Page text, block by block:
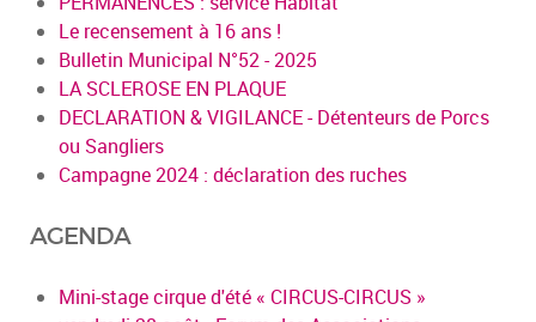
Le recensement à 16 ans !
Bulletin Municipal N°52 - 2025
LA SCLEROSE EN PLAQUE
DECLARATION & VIGILANCE - Détenteurs de Porcs
ou Sangliers
Campagne 2024 : déclaration des ruches
AGENDA
Mini-stage cirque d'été « CIRCUS-CIRCUS »